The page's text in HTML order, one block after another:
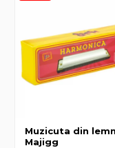
Muzicuta din lemn
Majigg